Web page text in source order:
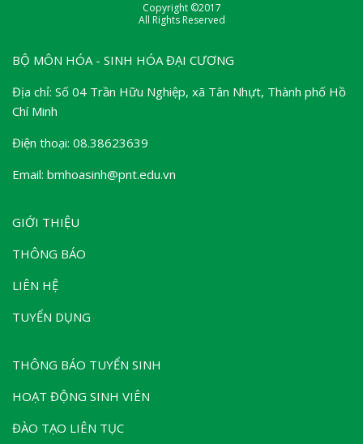
Copyright ©2017
All Rights Reserved
BỘ MÔN HÓA - SINH HÓA ĐẠI CƯƠNG
Địa chỉ: Số 04 Trần Hữu Nghiệp, xã Tân Nhựt, Thành phố Hồ
Chí Minh
Điện thoại: 08.38623639
Email: bmhoasinh@pnt.edu.vn
GIỚI THIỆU
THÔNG BÁO
LIÊN HỆ
TUYỂN DỤNG
THÔNG BÁO TUYỂN SINH
HOẠT ĐỘNG SINH VIÊN
ĐÀO TẠO LIÊN TỤC